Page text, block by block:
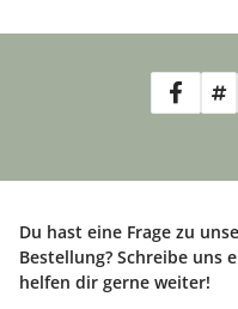
Du hast eine Frage zu
Bestellung? Schreibe uns
helfen dir gerne weiter!